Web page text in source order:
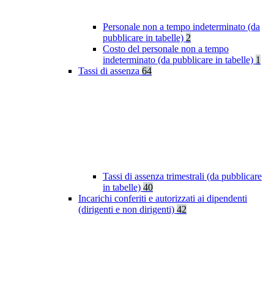
Personale non a tempo indeterminato (da
pubblicare in tabelle) 2
Costo del personale non a tempo
indeterminato (da pubblicare in tabelle) 1
Tassi di assenza 64
Tassi di assenza trimestrali (da pubblicare
in tabelle) 40
Incarichi conferiti e autorizzati ai dipendenti
(dirigenti e non dirigenti) 42